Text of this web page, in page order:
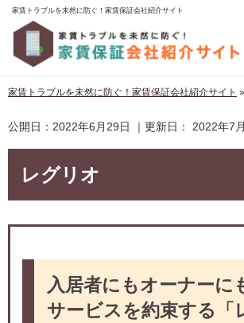
家賃トラブルを未然に防ぐ！家賃保証会社紹介サイト
家賃トラブルを未然に防ぐ！家賃保証会社紹介サイト »
公開日： 2022年6月29日 ｜更新日： 2022年7
レグリオ
入居者にもオーナーに
サービスを約束する「